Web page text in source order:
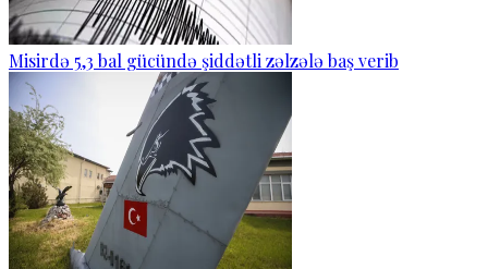
Misirdə 5,3 bal gücündə şiddətli zəlzələ baş verib